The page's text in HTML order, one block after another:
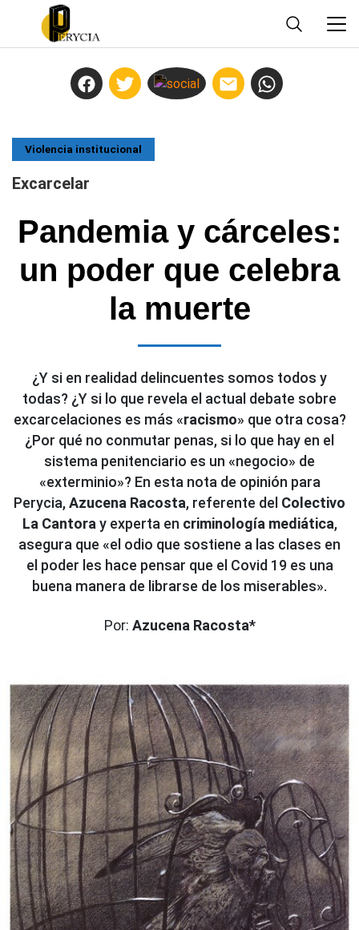
Violencia institucional
Excarcelar
Pandemia y cárceles:
un poder que celebra
la muerte
¿Y si en realidad delincuentes somos todos y
todas? ¿Y si lo que revela el actual debate sobre
excarcelaciones es más «racismo» que otra cosa?
¿Por qué no conmutar penas, si lo que hay en el
sistema penitenciario es un «negocio» de
«exterminio»? En esta nota de opinión para
Perycia,Azucena Racosta, referente del Colectivo
La Cantoray experta en criminología mediática,
asegura que «el odio que sostiene a las clases en
el poder les hace pensar que el Covid 19 es una
buena manera de librarse de los miserables».
Por: Azucena Racosta*